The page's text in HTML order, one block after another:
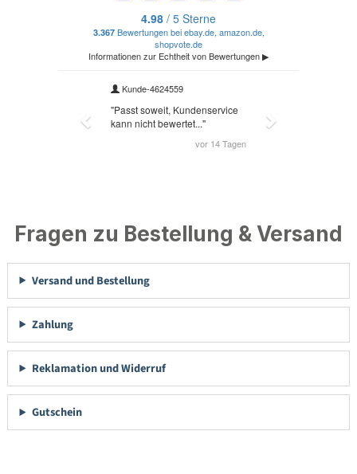
Fragen zu Bestellung & Versand
Versand und Bestellung
Zahlung
Reklamation und Widerruf
Gutschein